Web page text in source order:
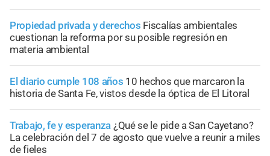
Propiedad privada y derechos Fiscalías ambientales
cuestionan la reforma por su posible regresión en
materia ambiental
El diario cumple 108 años 10 hechos que marcaron la
historia de Santa Fe, vistos desde la óptica de El Litoral
Trabajo, fe y esperanza ¿Qué se le pide a San Cayetano?
La celebración del 7 de agosto que vuelve a reunir a miles
de fieles